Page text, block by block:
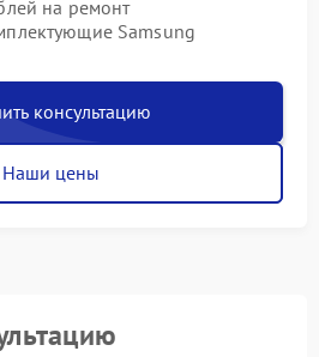
на ремонт
Samsung
консультацию
Наши цены